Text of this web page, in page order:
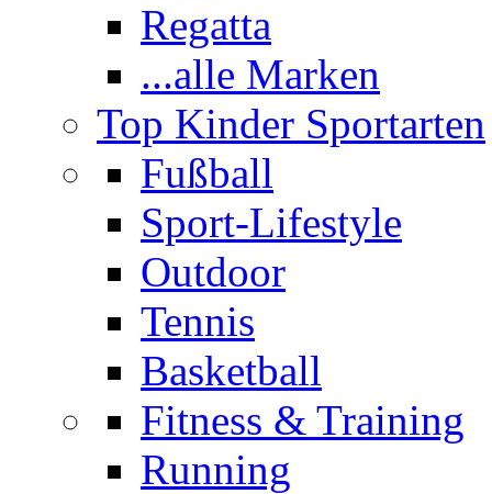
Regatta
...alle Marken
Top Kinder Sportarten
Fußball
Sport-Lifestyle
Outdoor
Tennis
Basketball
Fitness & Training
Running